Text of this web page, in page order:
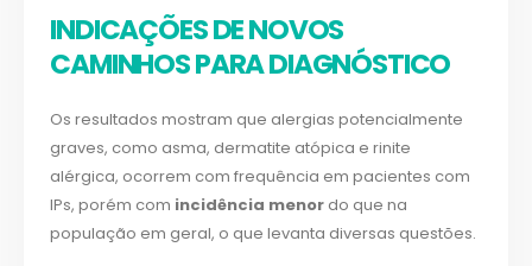
INDICAÇÕES DE NOVOS
CAMINHOS PARA DIAGNÓSTICO
Os resultados mostram que alergias potencialmente
graves, como asma, dermatite atópica e rinite
alérgica, ocorrem com frequência em pacientes com
IPs, porém com incidência menor do que na
população em geral, o que levanta diversas questões.